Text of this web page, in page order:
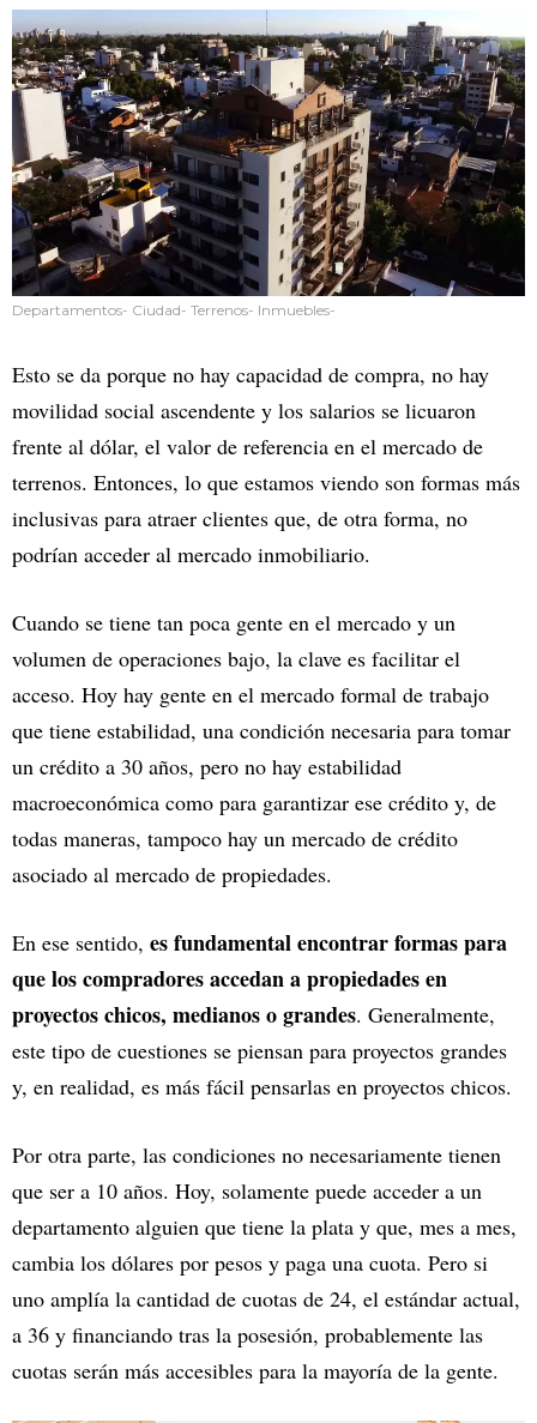
Departamentos- Ciudad- Terrenos- Inmuebles-
Esto se da porque no hay capacidad de compra, no hay
movilidad social ascendente y los salarios se licuaron
frente al dólar, el valor de referencia en el mercado de
terrenos. Entonces, lo que estamos viendo son formas más
inclusivas para atraer clientes que, de otra forma, no
podrían acceder al mercado inmobiliario.
Cuando se tiene tan poca gente en el mercado y un
volumen de operaciones bajo, la clave es facilitar el
acceso. Hoy hay gente en el mercado formal de trabajo
que tiene estabilidad, una condición necesaria para tomar
un crédito a 30 años, pero no hay estabilidad
macroeconómica como para garantizar ese crédito y, de
todas maneras, tampoco hay un mercado de crédito
asociado al mercado de propiedades.
En ese sentido, es fundamental encontrar formas para
que los compradores accedan a propiedades en
proyectos chicos, medianos o grandes. Generalmente,
este tipo de cuestiones se piensan para proyectos grandes
y, en realidad, es más fácil pensarlas en proyectos chicos.
Por otra parte, las condiciones no necesariamente tienen
que ser a 10 años. Hoy, solamente puede acceder a un
departamento alguien que tiene la plata y que, mes a mes,
cambia los dólares por pesos y paga una cuota. Pero si
uno amplía la cantidad de cuotas de 24, el estándar actual,
a 36 y financiando tras la posesión, probablemente las
cuotas serán más accesibles para la mayoría de la gente.